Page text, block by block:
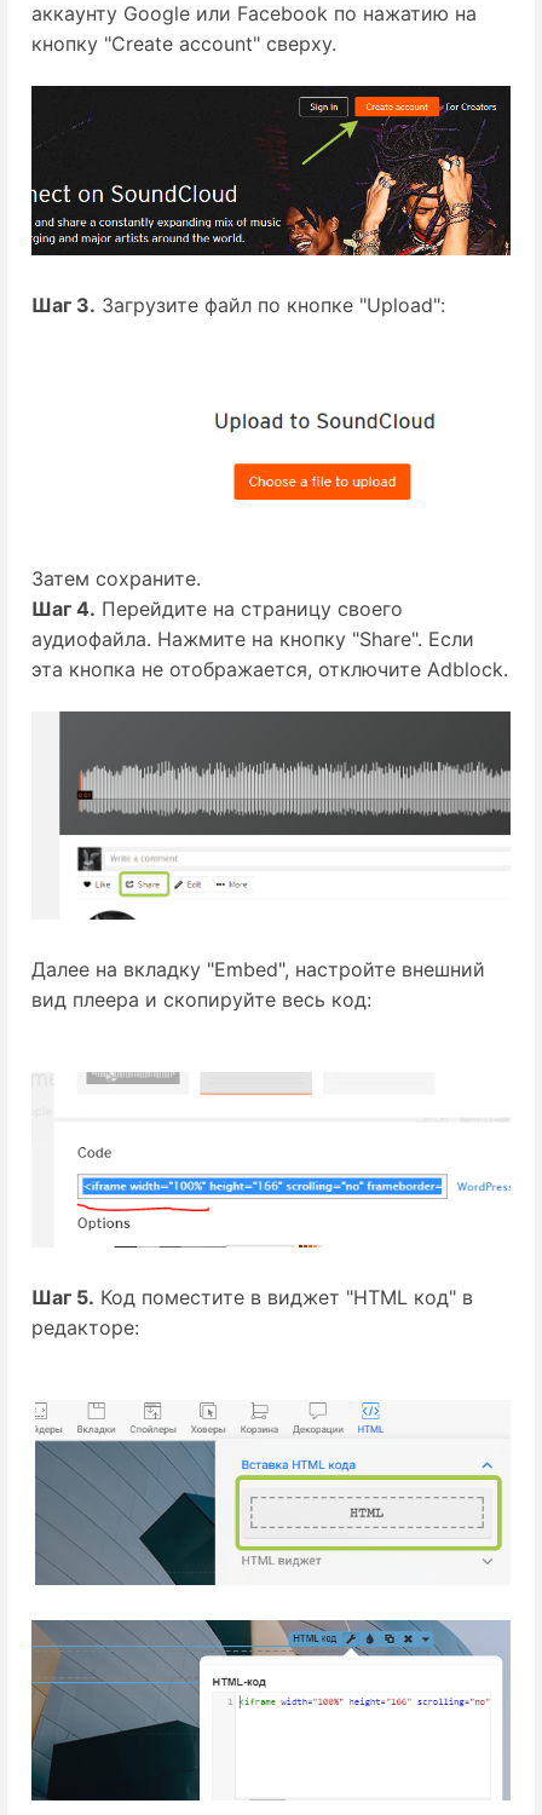
аккаунту Google или Facebook по нажатию на
кнопку "Create account" сверху.
Шаг 3. Загрузите файл по кнопке "Upload":
Затем сохраните.
Шаг 4. Перейдите на страницу своего
аудиофайла. Нажмите на кнопку "Share". Если
эта кнопка не отображается, отключите Adblock.
Далее на вкладку "Embed", настройте внешний
вид плеера и скопируйте весь код:
Шаг 5. Код поместите в виджет "HTML код" в
редакторе: